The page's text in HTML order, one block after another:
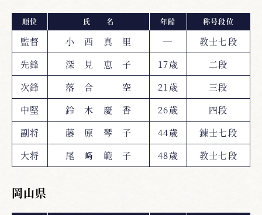
順位 氏 名 年齢 称号段位
監督 小 西 真 里 ―
教士七段
先鋒
深 見 恵 子 17歳
二段
次鋒
落 合 空 21歳
三段
中堅
鈴 木 慶 香 26歳
四段
副将
藤 原 琴 子 44歳
錬士七段
大将
尾 﨑 範 子 48歳 教士七段
岡山県